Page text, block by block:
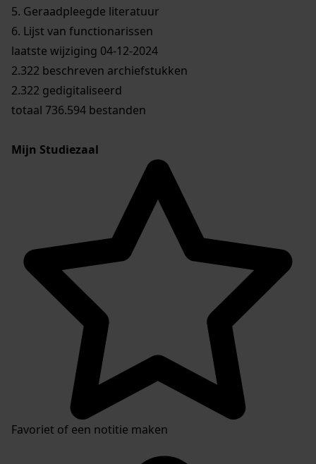
5. Geraadpleegde literatuur
6. Lijst van functionarissen
laatste wijziging 04-12-2024
2.322 beschreven archiefstukken
2.322 gedigitaliseerd
totaal 736.594 bestanden
Mijn Studiezaal
Favoriet of een notitie maken